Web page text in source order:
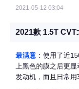
2021-05-12 03:04
2021款 1.5T CVT
最满意 ：使用了近
上黑色的膜之后更
发动机，而且日常